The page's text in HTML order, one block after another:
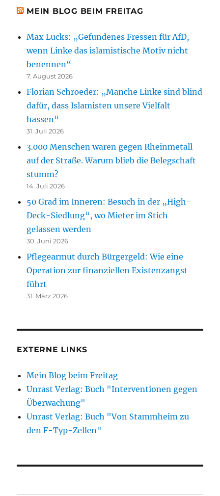
MEIN BLOG BEIM FREITAG
Max Lucks: „Gefundenes Fressen für AfD,
wenn Linke das islamistische Motiv nicht
benennen“
7. August 2026
Florian Schroeder: „Manche Linke sind blind
dafür, dass Islamisten unsere Vielfalt
hassen“
31. Juli 2026
3.000 Menschen waren gegen Rheinmetall
auf der Straße. Warum blieb die Belegschaft
stumm?
14. Juli 2026
50 Grad im Inneren: Besuch in der „High-
Deck-Siedlung“, wo Mieter im Stich
gelassen werden
30. Juni 2026
Pflegearmut durch Bürgergeld: Wie eine
Operation zur finanziellen Existenzangst
führt
31. März 2026
EXTERNE LINKS
Mein Blog beim Freitag
Unrast Verlag: Buch "Interventionen gegen
Überwachung"
Unrast Verlag: Buch "Von Stammheim zu
den F-Typ-Zellen"